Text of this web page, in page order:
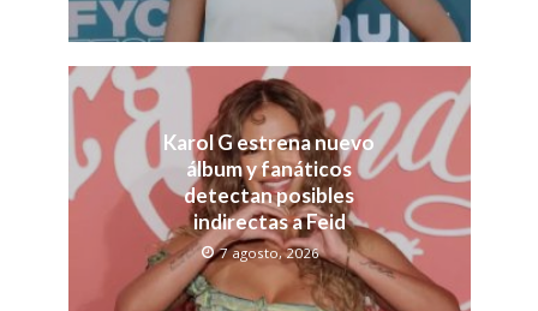
Karol G estrena nuevo
álbum y fanáticos
detectan posibles
indirectas a Feid
7 agosto, 2026